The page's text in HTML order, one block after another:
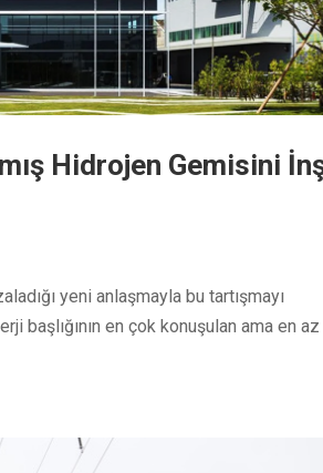
Hidrojen Gemisini
yeni anlaşmayla bu tartışmayı
başlığının en çok konuşulan ama en az